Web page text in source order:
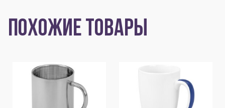
ПОХОЖИЕ ТОВАРЫ